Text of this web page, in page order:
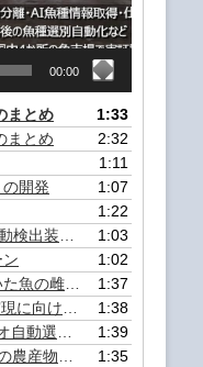
00:00
まとめ
1:33
まとめ
2:32
1:11
開発
1:07
1:22
置の開発
1:03
1:02
化装置の開発
1:37
けた活動
1:38
選別機
1:39
の適用検討
1:35